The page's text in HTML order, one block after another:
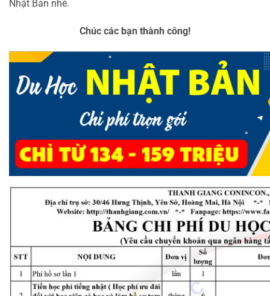
Nhật Bản nhé.
Chúc các bạn thành công!